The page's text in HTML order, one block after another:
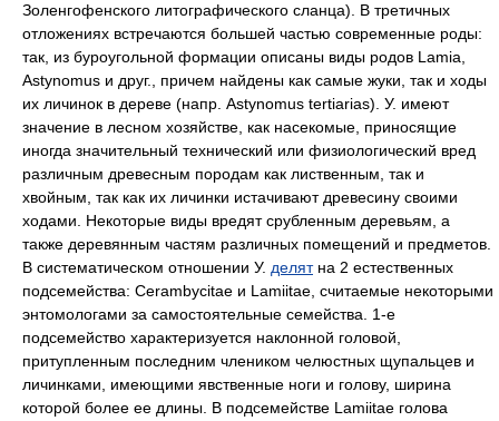
Золенгофенского литографического сланца). В третичных
отложениях встречаются большей частью современные роды:
так, из буроугольной формации описаны виды родов Lamia,
Astynomus и друг., причем найдены как самые жуки, так и ходы
их личинок в дереве (напр. Astynomus tertiarias). У. имеют
значение в лесном хозяйстве, как насекомые, приносящие
иногда значительный технический или физиологический вред
различным древесным породам как лиственным, так и
хвойным, так как их личинки истачивают древесину своими
ходами. Некоторые виды вредят срубленным деревьям, а
также деревянным частям различных помещений и предметов.
В систематическом отношении У. делятна 2 естественных
подсемейства: Cerambycitae и Lamiitae, считаемые некоторыми
энтомологами за самостоятельные семейства. 1-е
подсемейство характеризуется наклонной головой,
притупленным последним члеником челюстных щупальцев и
личинками, имеющими явственные ноги и голову, ширина
которой более ее длины. В подсемействе Lamiitae голова